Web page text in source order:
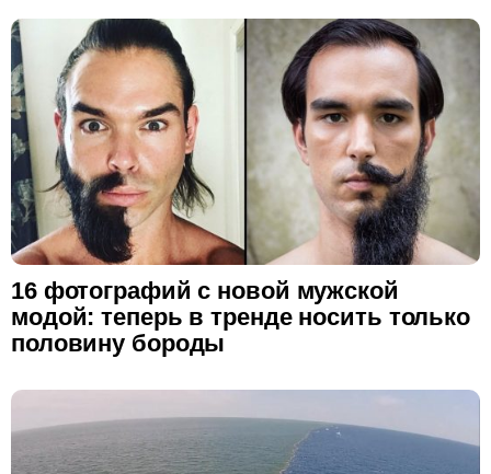
16 фотографий с новой мужской
модой: теперь в тренде носить только
половину бороды